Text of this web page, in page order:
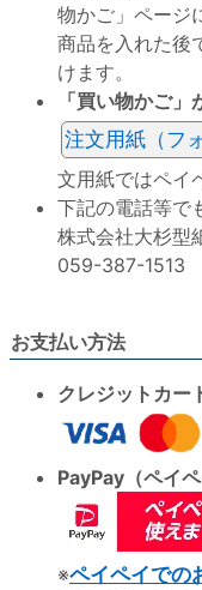
物かご」ページ
商品を入れた後
けます。
「買い物かご
注文用紙（フ
文用紙ではペイ
下記の電話等で
株式会社大杉
059-387-1513
お支払い方法
クレジットカー
PayPay（ペイペ
※ペイペイでの